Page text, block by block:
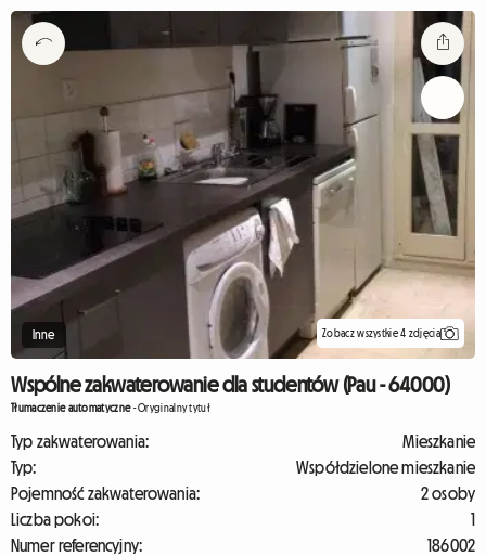
Inne Zobacz wszystkie 4 zdjęcia
Wspólne zakwaterowanie dla studentów (Pau - 64000)
Tłumaczenie automatyczne-Oryginalny tytuł
Typ zakwaterowania:
Mieszkanie
Typ:
Współdzielone mieszkanie
Pojemność zakwaterowania:
2 osoby
Liczba pokoi:
1
Numer referencyjny:
186002